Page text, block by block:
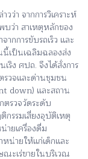
ว่า จากการวิเคราะห์
ว่า สาเหตุหลักของ
ากการขับรถเร็ว และ
นี้เป็นเฉลิมฉลองส่ง
ริง ศปถ. จึงได้สั่งการ
รวจและด่านชุมชน
down) และสถาน
ตรวจวัดระดับ
กรรมเสี่ยงอุบัติเหตุ
ายเครื่องดื่ม
น่ายให้แก่เด็กและ
ะเร่ขายในบริเวณ